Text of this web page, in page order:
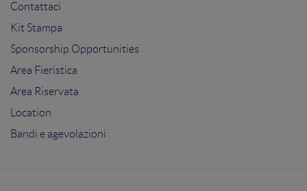
Contattaci
Kit Stampa
Sponsorship Opportunities
Area Fieristica
Area Riservata
Location
Bandi e agevolazioni